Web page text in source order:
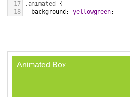
17
.animated
{
18
background : yellowgreen;
22 @keyframes myAnimation {
24
flex : 5;